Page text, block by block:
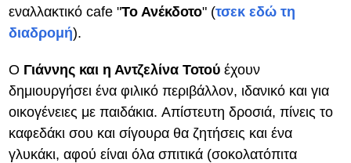
εναλλακτικό cafe "Το Ανέκδοτο" (τσεκ εδώ τη
διαδρομή).
Ο Γιάννης και η Αντζελίνα Τοτού έχουν
δημιουργήσει ένα φιλικό περιβάλλον, ιδανικό και για
οικογένειες με παιδάκια. Απίστευτη δροσιά, πίνεις το
καφεδάκι σου και σίγουρα θα ζητήσεις και ένα
γλυκάκι, αφού είναι όλα σπιτικά (σοκολατόπιτα